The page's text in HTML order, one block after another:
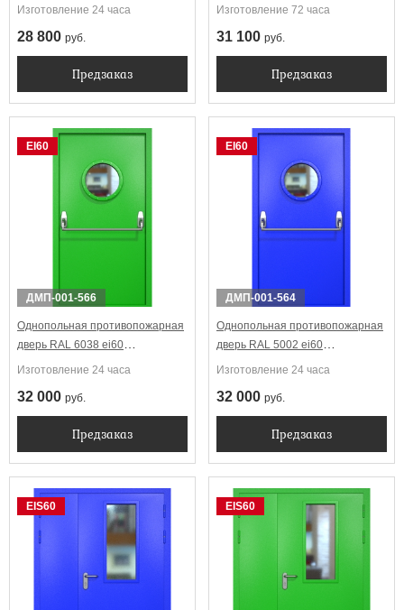
стеклопакетом
Изготовление 24 часа
28 800 руб.
Предзаказ
стеклопакетом
Изготовление 72 часа
31 100 руб.
Предзаказ
EI60
ДМП-001-566
Однопольная противопожарная
дверь RAL 6038 ei60
Антипаника с круглым
Изготовление 24 часа
32 000 руб.
Предзаказ
EI60
ДМП-001-564
Однопольная противопожарная
дверь RAL 5002 ei60
Антипаника с круглым
Изготовление 24 часа
32 000 руб.
Предзаказ
EIS60 EIS60